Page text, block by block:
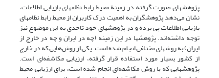
پژوهشهای صورت گرفته در زمینة محیط رابط نظامهای بازیابی اطلاعات،
نشان می‌دهد پژوهشگران به اهمیت درک کاربران از محیط رابط نظامهای
بازیابی اطلاعات پی ‌برده‌ و در پژوهشهای خود تاحدی به این موضوع نیز
توجه داشته‌اند. پژوهشها در این زمینه (چه در ایران و چه در خارج از
ایران) به روشهای مختلفی انجام شده است. یکی از روش‌هایی که در خارج
از کشور بسیار مورد استفاده قرار گرفته، ارزیابی مکاشفه‌ای است.
پژوهشهایی که با روش مکاشفه‌ای انجام شده است، برای ارزیابی محیط